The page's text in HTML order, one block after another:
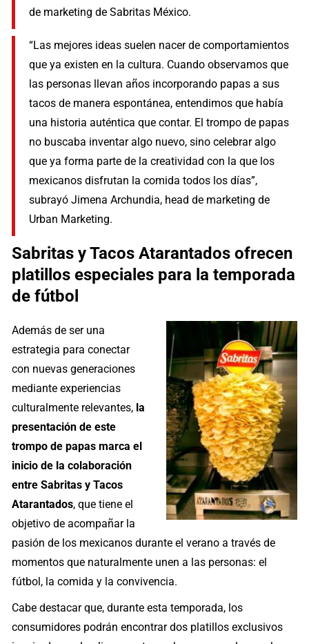
de marketing de Sabritas México.
“Las mejores ideas suelen nacer de comportamientos
que ya existen en la cultura. Cuando observamos que
las personas llevan años incorporando papas a sus
tacos de manera espontánea, entendimos que había
una historia auténtica que contar. El trompo de papas
no buscaba inventar algo nuevo, sino celebrar algo
que ya forma parte de la creatividad con la que los
mexicanos disfrutan la comida todos los días”,
subrayó Jimena Archundia, head de marketing de
Urban Marketing.
Sabritas y Tacos Atarantados ofrecen
platillos especiales para la temporada
de fútbol
Además de ser una
estrategia para conectar
con nuevas generaciones
mediante experiencias
culturalmente relevantes, la
presentación de este
trompo de papas marca el
inicio de la colaboración
entre Sabritas y Tacos
Atarantados, que tiene el
objetivo de acompañar la
pasión de los mexicanos durante el verano a través de
momentos que naturalmente unen a las personas: el
fútbol, la comida y la convivencia.
Cabe destacar que, durante esta temporada, los
consumidores podrán encontrar dos platillos exclusivos